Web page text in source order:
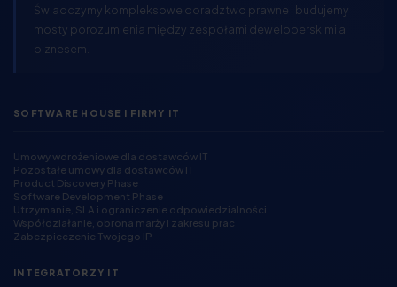
Świadczymy kompleksowe doradztwo prawne i budujemy
mosty porozumienia między zespołami deweloperskimi a
biznesem.
SOFTWARE HOUSE I FIRMY IT
Umowy wdrożeniowe dla dostawców IT
Pozostałe umowy dla dostawców IT
Product Discovery Phase
Software Development Phase
Utrzymanie, SLA i ograniczenie odpowiedzialności
Współdziałanie, obrona marży i zakresu prac
Zabezpieczenie Twojego IP
INTEGRATORZY IT